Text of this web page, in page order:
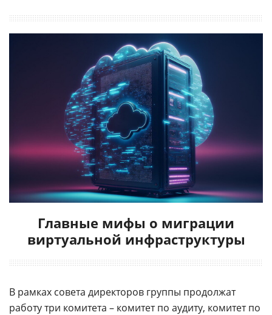
Главные мифы о миграции
виртуальной инфраструктуры
В рамках совета директоров группы продолжат
работу три комитета – комитет по аудиту, комитет по